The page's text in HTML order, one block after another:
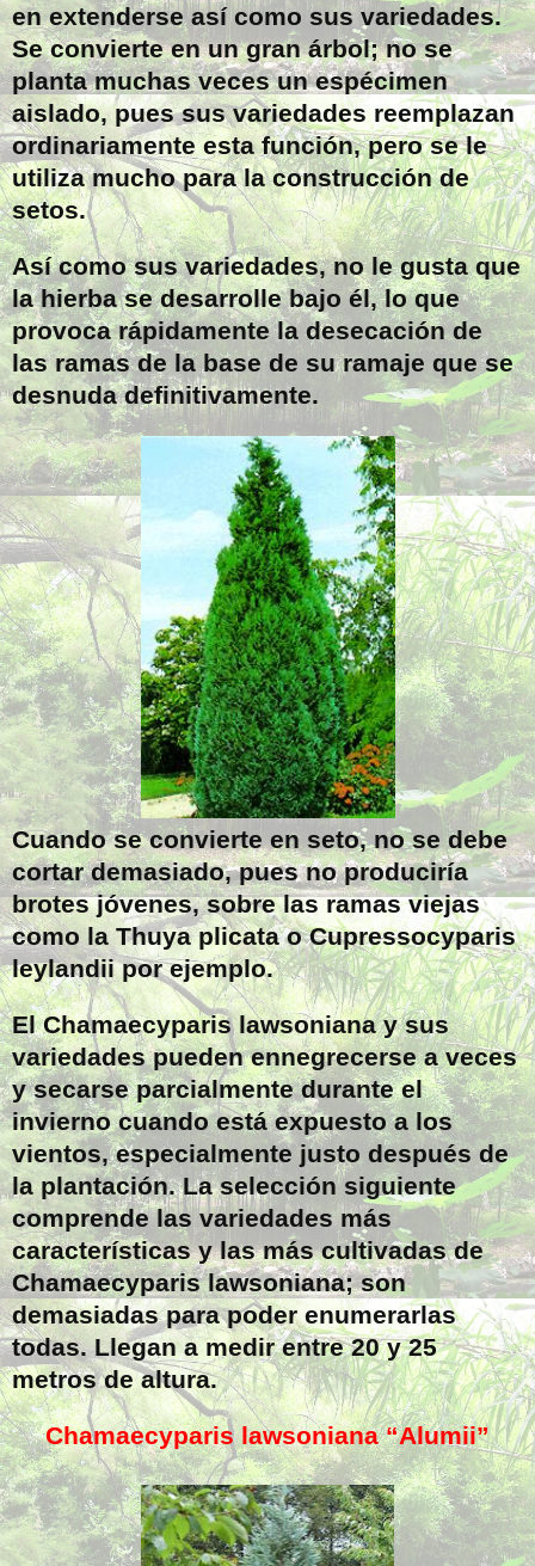
en extenderse así como sus variedades.
Se convierte en un gran árbol; no se
planta muchas veces un espécimen
aislado, pues sus variedades reemplazan
ordinariamente esta función, pero se le
utiliza mucho para la construcción de
setos.
Así como sus variedades, no le gusta que
la hierba se desarrolle bajo él, lo que
provoca rápidamente la desecación de
las ramas de la base de su ramaje que se
desnuda definitivamente.
Cuando se convierte en seto, no se debe
cortar demasiado, pues no produciría
brotes jóvenes, sobre las ramas viejas
como la Thuya plicata o Cupressocyparis
leylandii por ejemplo.
El Chamaecyparis lawsoniana y sus
variedades pueden ennegrecerse a veces
y secarse parcialmente durante el
invierno cuando está expuesto a los
vientos, especialmente justo después de
la plantación. La selección siguiente
comprende las variedades más
características y las más cultivadas de
Chamaecyparis lawsoniana; son
demasiadas para poder enumerarlas
todas. Llegan a medir entre 20 y 25
metros de altura.
Chamaecyparis lawsoniana “Alumii”